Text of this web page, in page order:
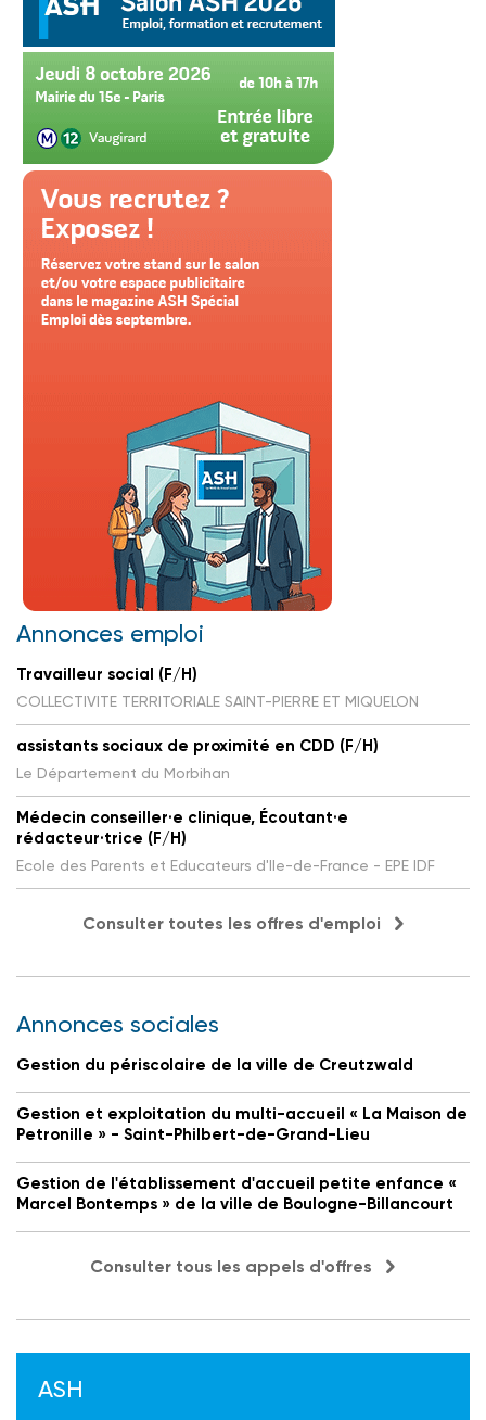
Annonces emploi
Travailleur social (F/H)
COLLECTIVITE TERRITORIALE SAINT-PIERRE ET MIQUELON
assistants sociaux de proximité en CDD (F/H)
Le Département du Morbihan
Médecin conseiller·e clinique, Écoutant·e
rédacteur·trice (F/H)
Ecole des Parents et Educateurs d'Ile-de-France - EPE IDF
Consulter toutes les offres d'emploi
Annonces sociales
Gestion du périscolaire de la ville de Creutzwald
Gestion et exploitation du multi-accueil « La Maison de
Petronille » - Saint-Philbert-de-Grand-Lieu
Gestion de l'établissement d'accueil petite enfance «
Marcel Bontemps » de la ville de Boulogne-Billancourt
Consulter tous les appels d'offres
ASH